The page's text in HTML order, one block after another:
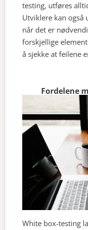
testing, utføres
Utviklere kan også
når det er
forskjellige
å sjekke at feilene
Fordelene
White box-testing